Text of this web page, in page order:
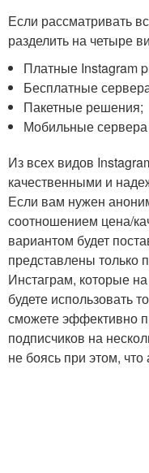
Если рассматривать
разделить на четыре
Платные Instagram
Бесплатные
Пакетные решения;
Мобильные сервера
Из всех видов
качественными и
Если вам нужен
соотношением цена/
вариантом будет
представлены только
Инстаграм, которые
будете использовать
сможете эффективно
подписчиков на
не боясь при этом,